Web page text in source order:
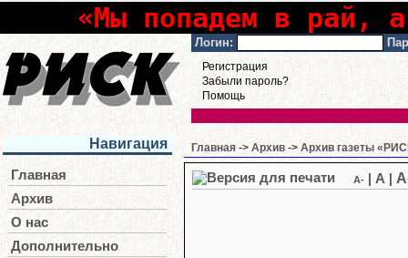
«Мы попадем в рай,
Логин:
Регистрация
Забыли пароль?
Помощь
Навигация
Главная
Архив
О нас
Дополнительно
Главная -> Архив -> Архив газеты
A- A